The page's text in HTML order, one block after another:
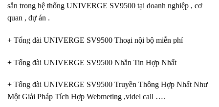
sẵn trong hệ thống UNIVERGE SV9500 tại doanh nghiệp , cơ
quan , dự án .
+ Tổng đài UNIVERGE SV9500 Thoại nội bộ miễn phí
+ Tổng đài UNIVERGE SV9500 Nhắn Tin Hợp Nhất
+ Tổng đài UNIVERGE SV9500 Truyền Thông Hợp Nhất Như
Một Giải Pháp Tích Hợp Webmeting ,videl call ….